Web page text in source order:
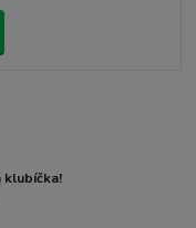
klubíčka!